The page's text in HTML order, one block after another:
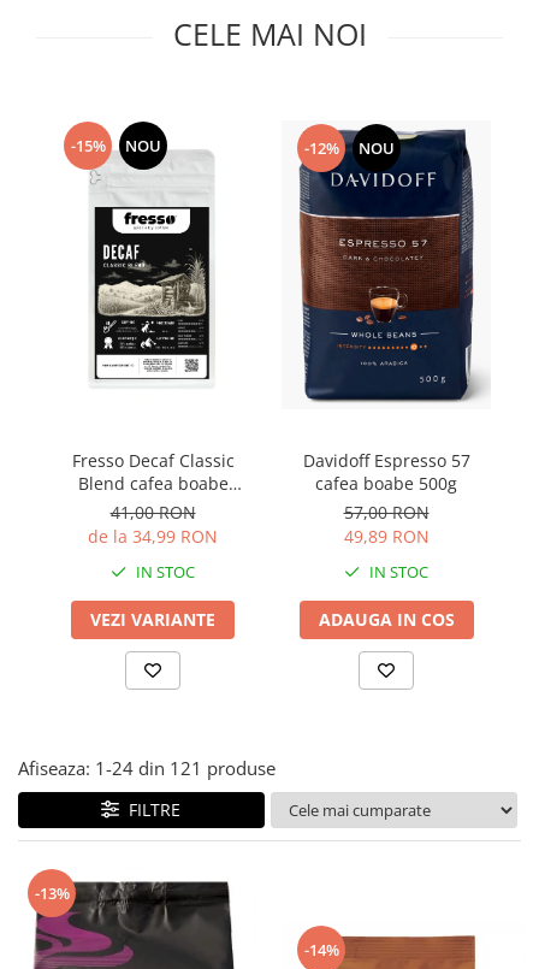
CELE MAI NOI
-15% NOU
Fresso Decaf Classic
Blend cafea boabe
proaspăt prăjită și
decofeinizată
41,00 RON
de la 34,99 RON
IN STOC
VEZI VARIANTE
-12% NOU
Davidoff Espresso 57
cafea boabe 500g
57,00 RON
49,89 RON
IN STOC
ADAUGA IN COS
Afiseaza: 1-24 din 121 produse
FILTRE
-13%
-14%